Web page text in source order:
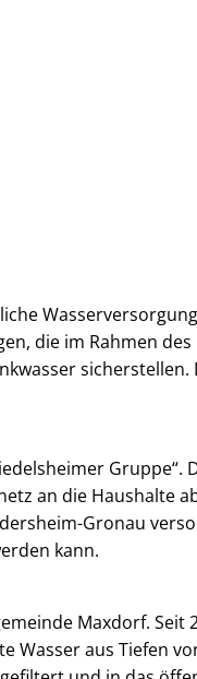
die im Rahmen
sicherstellen.
Gruppe“.
an die Haushalte
Gronau
kann.
Maxdorf. Seit
Wasser aus Tiefen